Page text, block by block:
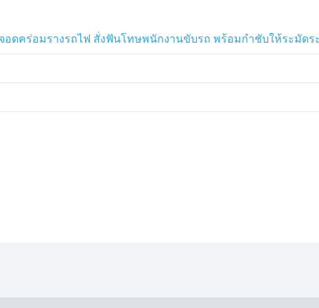
น แต่ตนขับมาช้า ๆ จึงไม่ได้มีการชน
จุดเกิดเหตุ ตนจึงบีบแตรซ้ำอีก
มล์ไม่ยอมไป ตนจึงหักเข้าซ้ายเพื่อจอด
หยาบคาย และลงจากรถมาด่าทอตน
ปว่า ”อ้วนแล้วหนักหัวพ่อมึงหรอ?“
ล้ว อันไหนเลี่ยงได้ก็ควรเลี่ยง ยอมมา
อดคร่อมรางรถไฟ สั่งฟันโทษพนักงานขับรถ พร้อมกำชับให้ระมัดร